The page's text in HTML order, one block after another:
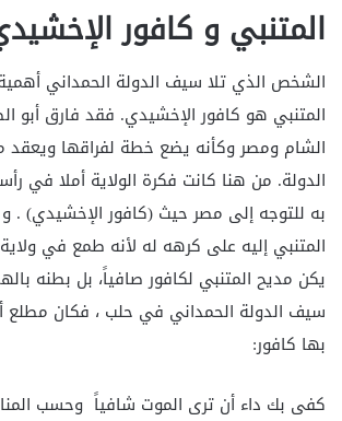
المتنبي و كافور
الشخص الذي تلا سيف الدولة الحمداني
المتنبي هو كافور الإخشيدي. فقد فارق أبو
الشام ومصر وكأنه يضع خطة لفراقها
الدولة. من هنا كانت فكرة الولاية أملا في
به للتوجه إلى مصر حيث (كافور الإخشيدي)
المتنبي إليه على كرهه له لأنه طمع في
يكن مديح المتنبي لكافور صافياً، بل بطنه
سيف الدولة الحمداني في حلب ، فكان
بها كافور:
كفى بك داء أن ترى الموت شافياً وحسب